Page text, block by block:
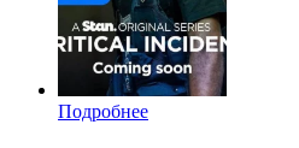
Подробнее